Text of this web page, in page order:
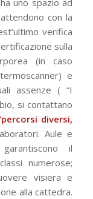
uno spazio ad
con la
verifica
sulla
(in caso
e
assenze ( “I
si contattano
diversi,
Aule e
il
numerose;
visiera e
alla cattedra.